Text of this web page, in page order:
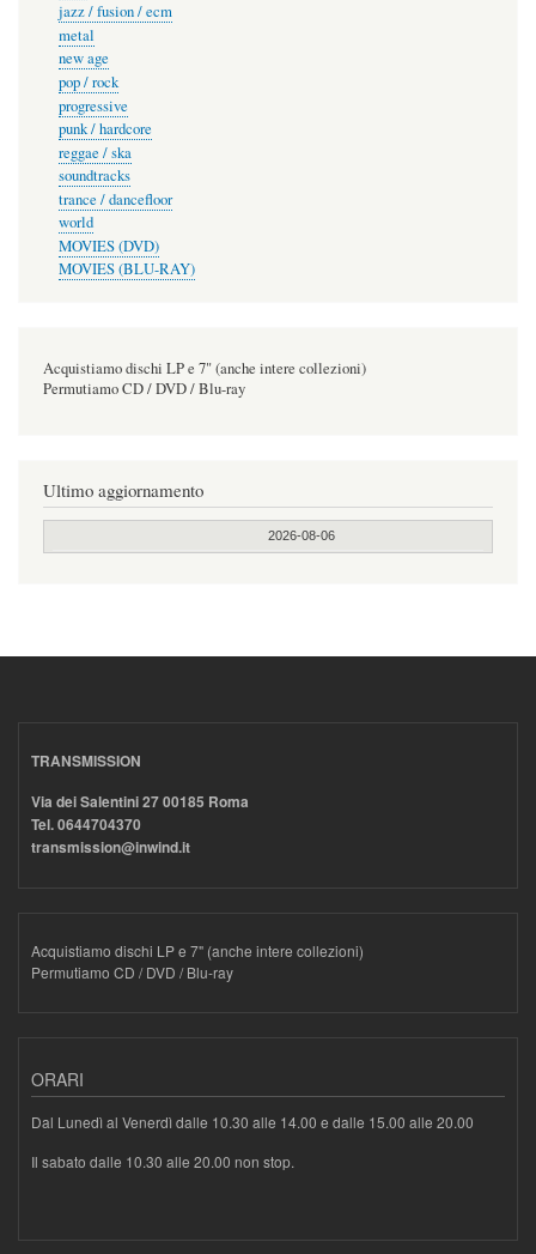
jazz / fusion / ecm
metal
new age
pop / rock
progressive
punk / hardcore
reggae / ska
soundtracks
trance / dancefloor
world
MOVIES (DVD)
MOVIES (BLU-RAY)
Acquistiamo dischi LP e 7" (anche intere collezioni)
Permutiamo CD / DVD / Blu-ray
Ultimo aggiornamento
2026-08-06
TRANSMISSION
Via dei Salentini 27 00185 Roma
Tel. 0644704370
transmission@inwind.it
Acquistiamo dischi LP e 7" (anche intere collezioni)
Permutiamo CD / DVD / Blu-ray
ORARI
Dal Lunedì al Venerdì dalle 10.30 alle 14.00 e dalle 15.00 alle 20.00
Il sabato dalle 10.30 alle 20.00 non stop.